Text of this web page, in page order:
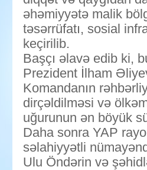
əhəmiyyətə malik
təsərrüfatı, sosial
keçirilib.
Başçı əlavə edib ki,
Prezident İlham
Komandanın
dirçəldilməsi və
uğurunun ən böyük
Daha sonra YAP
səlahiyyətli
Ulu Öndərin və